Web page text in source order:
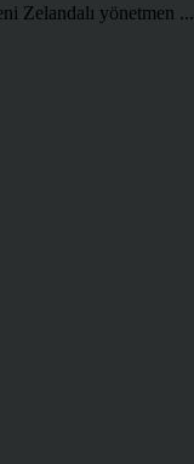
Zelandalı yönetmen ...